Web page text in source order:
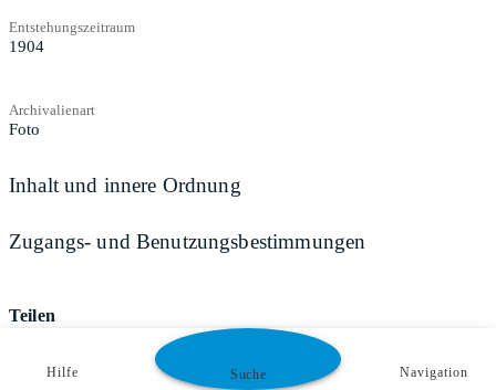
Entstehungszeitraum
1904
Archivalienart
Foto
Inhalt und innere Ordnung
Zugangs- und Benutzungsbestimmungen
Teilen
Hilfe Suche Navigation